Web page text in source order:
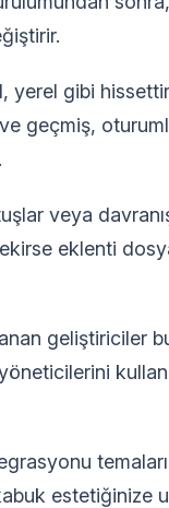
yerel gibi
geçmiş,
veya
eklenti
geliştiriciler
kabuk